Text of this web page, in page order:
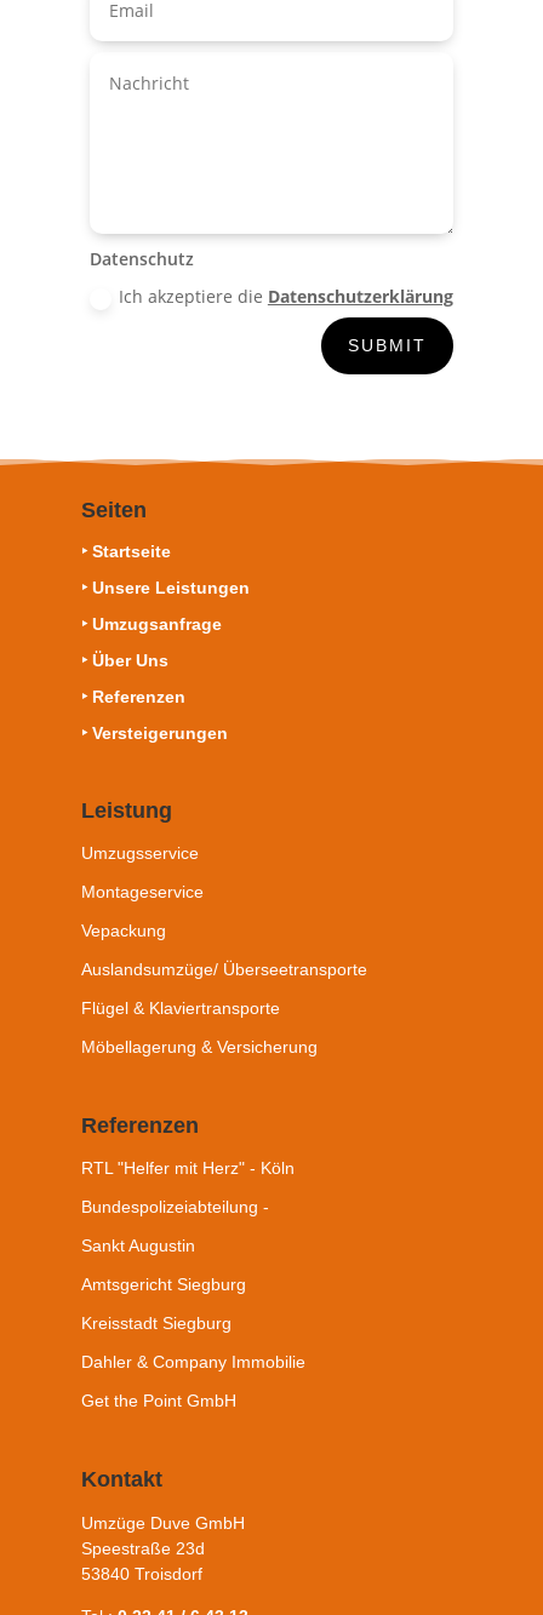
Datenschutz
Ich akzeptiere die Datenschutzerklärung
SUBMIT
Seiten
‣ Startseite
‣ Unsere Leistungen
‣ Umzugsanfrage
‣ Über Uns
‣ Referenzen
‣ Versteigerungen
Leistung
Umzugsservice
Montageservice
Vepackung
Auslandsumzüge/ Überseetransporte
Flügel & Klaviertransporte
Möbellagerung & Versicherung
Referenzen
RTL "Helfer mit Herz" - Köln
Bundespolizeiabteilung -
Sankt Augustin
Amtsgericht Siegburg
Kreisstadt Siegburg
Dahler & Company Immobilie
Get the Point GmbH
Kontakt
Umzüge Duve GmbH
Speestraße 23d
53840 Troisdorf